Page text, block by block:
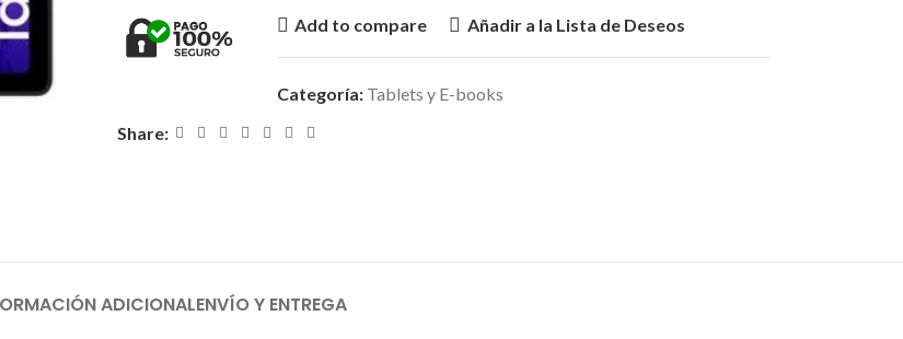
Add to compare
Añadir a la Lista de Deseos
Categoría: Tablets y E-books
Share:
ADICIONALENVÍO Y ENTREGA